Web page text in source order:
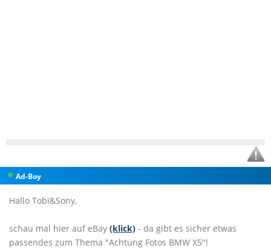
Ad-Boy
Hallo Tobi&Sony,
schau mal hier auf eBay (klick) - da gibt es sicher etwas
passendes zum Thema "Achtung Fotos BMW X5"!